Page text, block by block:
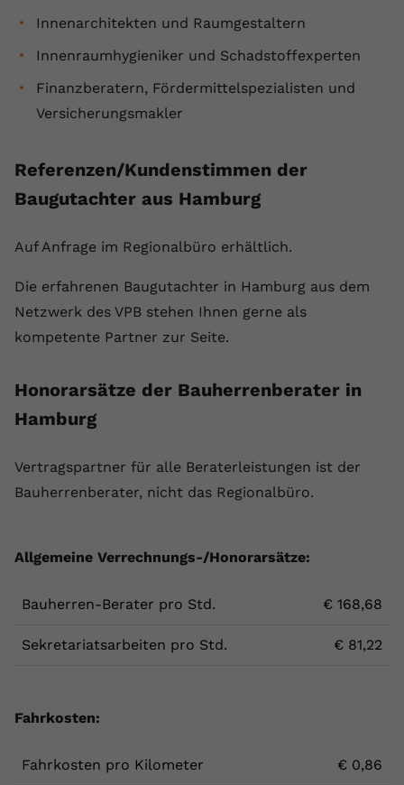
Innenarchitekten und Raumgestaltern
Innenraumhygieniker und Schadstoffexperten
Finanzberatern, Fördermittelspezialisten und
Versicherungsmakler
Referenzen/Kundenstimmen der
Baugutachter aus Hamburg
Auf Anfrage im Regionalbüro erhältlich.
Die erfahrenen Baugutachter in Hamburg aus dem
Netzwerk des VPB stehen Ihnen gerne als
kompetente Partner zur Seite.
Honorarsätze der Bauherrenberater in
Hamburg
Vertragspartner für alle Beraterleistungen ist der
Bauherrenberater, nicht das Regionalbüro.
Allgemeine Verrechnungs-/Honorarsätze:
Bauherren-Berater pro Std. € 168,68
Sekretariatsarbeiten pro Std. € 81,22
Fahrkosten:
Fahrkosten pro Kilometer € 0,86